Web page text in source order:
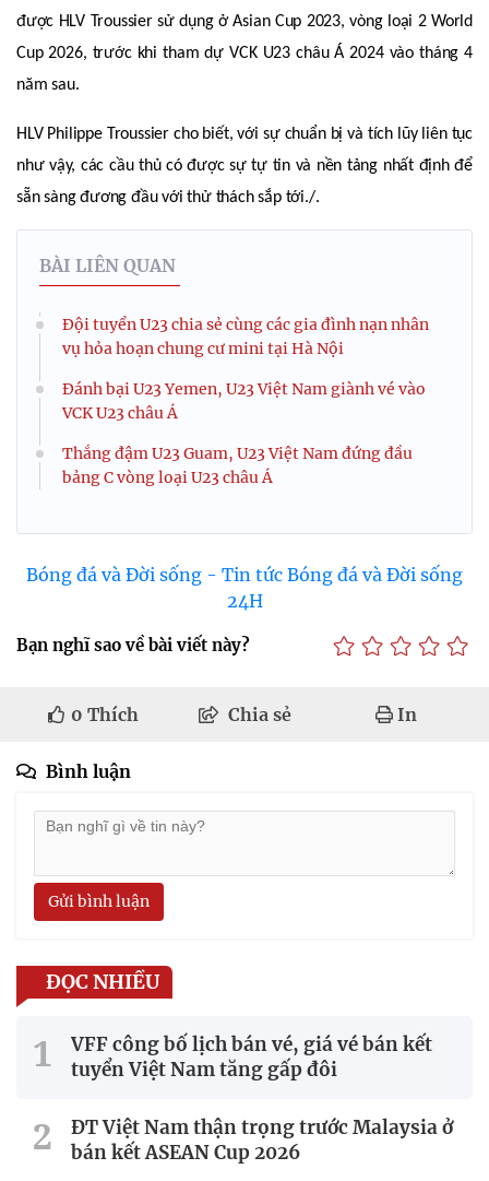
được HLV Troussier sử dụng ở Asian Cup 2023, vòng loại 2 World
Cup 2026, trước khi tham dự VCK U23 châu Á 2024 vào tháng 4
năm sau.
HLV Philippe Troussier cho biết, với sự chuẩn bị và tích lũy liên tục
như vậy, các cầu thủ có được sự tự tin và nền tảng nhất định để
sẵn sàng đương đầu với thử thách sắp tới./.
BÀI LIÊN QUAN
Đội tuyển U23 chia sẻ cùng các gia đình nạn nhân
vụ hỏa hoạn chung cư mini tại Hà Nội
Đánh bại U23 Yemen, U23 Việt Nam giành vé vào
VCK U23 châu Á
Thắng đậm U23 Guam, U23 Việt Nam đứng đầu
bảng C vòng loại U23 châu Á
Bóng đá và Đời sống - Tin tức Bóng đá và Đời sống
24H
Bạn nghĩ sao về bài viết này?
0 Thích Chia sẻ In
Bình luận
Gửi bình luận
ĐỌC NHIỀU
VFF công bố lịch bán vé, giá vé bán kết
tuyển Việt Nam tăng gấp đôi
ĐT Việt Nam thận trọng trước Malaysia ở
bán kết ASEAN Cup 2026